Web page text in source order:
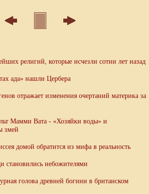
религий, которые исчезли сотни лет назад
ада» нашли Цербера
отражает изменения очертаний материка за
Мамми Вата - «Хозяйки воды» и
змей
домой обратится из мифа в реальность
становились небожителями
голова древней богини в британском